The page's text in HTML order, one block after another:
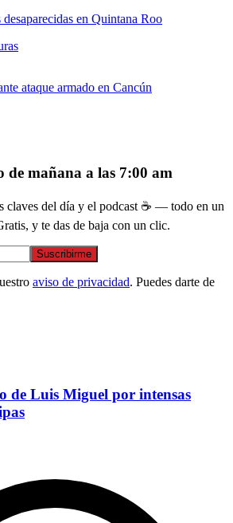
en Quintana Roo
ataque armado en Cancún
de mañana a las 7:00 am
claves del día y el podcast ☕ — todo en un
y te das de baja con un clic.
Suscribirme
aviso de privacidad. Puedes darte de
de Luis Miguel por intensas